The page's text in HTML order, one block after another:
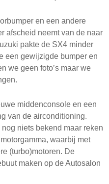
en een andere
afscheid neemt van de naar
pakte de SX4 minder
een gewijzigde bumper en
we geen foto’s maar we
middenconsole en een
van de airconditioning.
niets bekend maar reken
waarbij met
(turbo)motoren. De
maken op de Autosalon